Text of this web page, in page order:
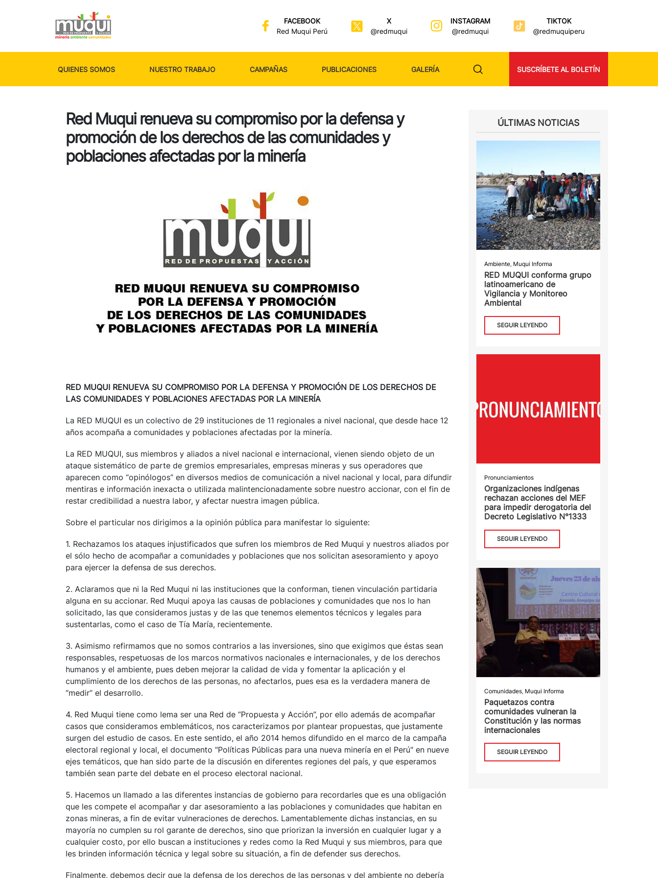
FACEBOOK
Red Muqui Perú
X
@redmuqui
INSTAGRAM
@redmuqui
TIKTOK
@redmuquiperu
QUIENES SOMOS NUESTRO TRABAJO CAMPAÑAS PUBLICACIONES GALERÍA SUSCRÍBETE AL BOLETÍN
Red Muqui renueva su compromiso por la defensa y
promoción de los derechos de las comunidades y
poblaciones afectadas por la minería
RED MUQUI RENUEVA SU COMPROMISO POR LA DEFENSA Y PROMOCIÓN DE LOS DERECHOS DE
LAS COMUNIDADES Y POBLACIONES AFECTADAS POR LA MINERÍA
La RED MUQUI es un colectivo de 29 instituciones de 11 regionales a nivel nacional, que desde hace 12
años acompaña a comunidades y poblaciones afectadas por la minería.
La RED MUQUI, sus miembros y aliados a nivel nacional e internacional, vienen siendo objeto de un
ataque sistemático de parte de gremios empresariales, empresas mineras y sus operadores que
aparecen como “opinólogos” en diversos medios de comunicación a nivel nacional y local, para difundir
mentiras e información inexacta o utilizada malintencionadamente sobre nuestro accionar, con el fin de
restar credibilidad a nuestra labor, y afectar nuestra imagen pública.
Sobre el particular nos dirigimos a la opinión pública para manifestar lo siguiente:
1. Rechazamos los ataques injustificados que sufren los miembros de Red Muqui y nuestros aliados por
el sólo hecho de acompañar a comunidades y poblaciones que nos solicitan asesoramiento y apoyo
para ejercer la defensa de sus derechos.
2. Aclaramos que ni la Red Muqui ni las instituciones que la conforman, tienen vinculación partidaria
alguna en su accionar. Red Muqui apoya las causas de poblaciones y comunidades que nos lo han
solicitado, las que consideramos justas y de las que tenemos elementos técnicos y legales para
sustentarlas, como el caso de Tía María, recientemente.
3. Asimismo refirmamos que no somos contrarios a las inversiones, sino que exigimos que éstas sean
responsables, respetuosas de los marcos normativos nacionales e internacionales, y de los derechos
humanos y el ambiente, pues deben mejorar la calidad de vida y fomentar la aplicación y el
cumplimiento de los derechos de las personas, no afectarlos, pues esa es la verdadera manera de
“medir” el desarrollo.
4. Red Muqui tiene como lema ser una Red de “Propuesta y Acción”, por ello además de acompañar
casos que consideramos emblemáticos, nos caracterizamos por plantear propuestas, que justamente
surgen del estudio de casos. En este sentido, el año 2014 hemos difundido en el marco de la campaña
electoral regional y local, el documento "Políticas Públicas para una nueva minería en el Perú" en nueve
ejes temáticos, que han sido parte de la discusión en diferentes regiones del país, y que esperamos
también sean parte del debate en el proceso electoral nacional.
5. Hacemos un llamado a las diferentes instancias de gobierno para recordarles que es una obligación
que les compete el acompañar y dar asesoramiento a las poblaciones y comunidades que habitan en
zonas mineras, a fin de evitar vulneraciones de derechos. Lamentablemente dichas instancias, en su
mayoría no cumplen su rol garante de derechos, sino que priorizan la inversión en cualquier lugar y a
cualquier costo, por ello buscan a instituciones y redes como la Red Muqui y sus miembros, para que
les brinden información técnica y legal sobre su situación, a fin de defender sus derechos.
Finalmente, debemos decir que la defensa de los derechos de las personas y del ambiente no debería
ÚLTIMAS NOTICIAS
Ambiente, Muqui Informa
RED MUQUI conforma grupo
latinoamericano de
Vigilancia y Monitoreo
Ambiental
SEGUIR LEYENDO
Pronunciamientos
Organizaciones indígenas
rechazan acciones del MEF
para impedir derogatoria del
Decreto Legislativo N°1333
SEGUIR LEYENDO
Comunidades, Muqui Informa
Paquetazos contra
comunidades vulneran la
Constitución y las normas
internacionales
SEGUIR LEYENDO